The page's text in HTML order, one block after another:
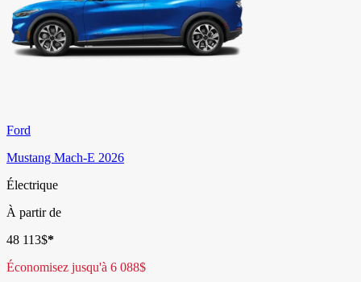
Ford
Mustang Mach-E 2026
Électrique
À partir de
48 113$*
Économisez jusqu'à 6 088$